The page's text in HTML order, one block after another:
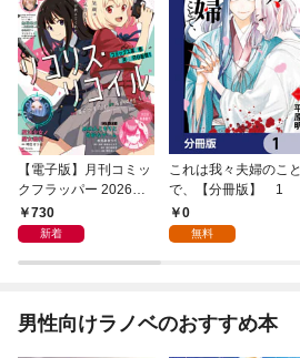
【電子版】月刊コミッ
クフラッパー 2026年9
月号730
新着
これは我々夫婦のこと
で、【分冊版】 1
0
無料
男性向けラノベのおすすめ本